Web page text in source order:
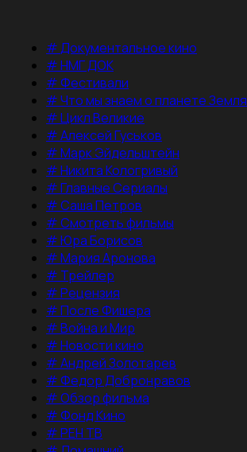
#Документальное кино
#НМГ ДОК
#Фестивали
#Что мы знаем о планете Земля
#Цикл Великие
#Алексей Гуськов
#Марк Эйдельштейн
#Никита Кологривый
#Главные Сериалы
#Саша Петров
#Смотреть фильмы
#Юра Борисов
#Мария Аронова
# Трейлер
#Рецензия
#После Фишера
#Война и Мир
#Новости кино
#Андрей Золотарев
#Федор Добронравов
#Обзор фильма
#Фонд Кино
#РЕН ТВ